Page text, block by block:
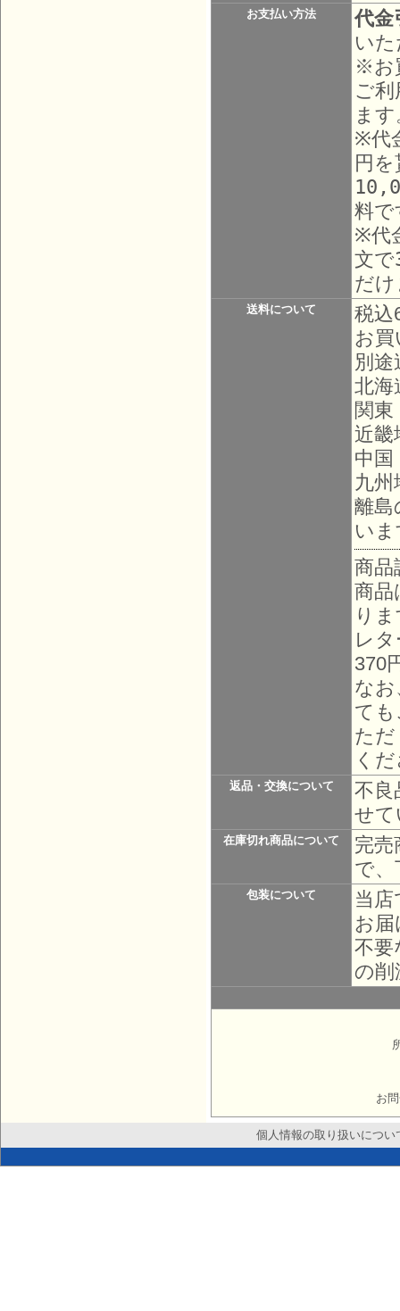
お支払い方法
代金
い
※お
ご
ま
※代
円
料で
※代
文
だ
送料について
税込
お
別
北海
関東
近畿
中国
九州
離島
い
商品
商品
り
レ
370
な
て
た
く
返品・交換について
不良
せ
在庫切れ商品について
完
で、
包装について
当
お
不要
の
お
個人情報の取り扱いについ